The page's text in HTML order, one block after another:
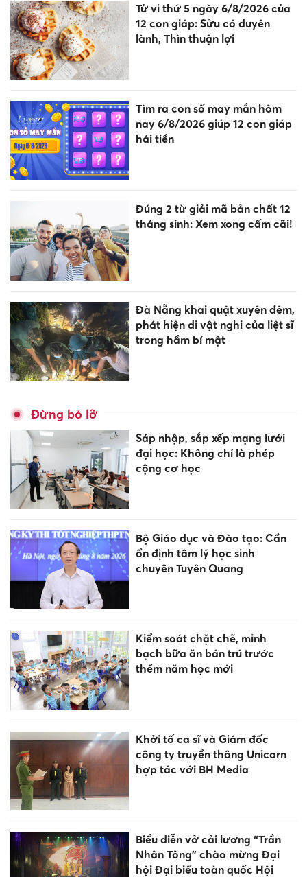
Tử vi thứ 5 ngày 6/8/2026 của
12 con giáp: Sửu có duyên
lành, Thìn thuận lợi
Tìm ra con số may mắn hôm
nay 6/8/2026 giúp 12 con giáp
hái tiền
Đúng 2 từ giải mã bản chất 12
tháng sinh: Xem xong cấm cãi!
Đà Nẵng khai quật xuyên đêm,
phát hiện di vật nghi của liệt sĩ
trong hầm bí mật
Đừng bỏ lỡ
Sáp nhập, sắp xếp mạng lưới
đại học: Không chỉ là phép
cộng cơ học
Bộ Giáo dục và Đào tạo: Cần
ổn định tâm lý học sinh
chuyên Tuyên Quang
Kiểm soát chặt chẽ, minh
bạch bữa ăn bán trú trước
thềm năm học mới
Khởi tố ca sĩ và Giám đốc
công ty truyền thông Unicorn
hợp tác với BH Media
Biểu diễn vở cải lương “Trần
Nhân Tông” chào mừng Đại
hội Đại biểu toàn quốc Hội